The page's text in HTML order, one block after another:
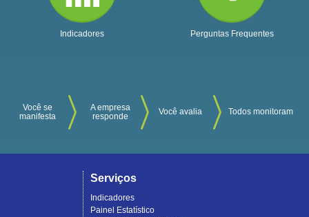
Indicadores Perguntas Frequentes
Você se
manifesta
A empresa
responde
Você avalia Todos monitoram
Serviços
Indicadores
Painel Estatístico